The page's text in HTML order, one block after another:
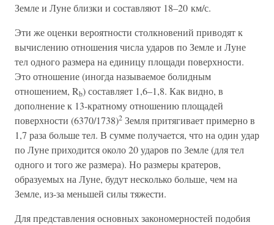
Земле и Луне близки и составляют 18–20 км/с.
Эти же оценки вероятности столкновений приводят к
вычислению отношения числа ударов по Земле и Луне
тел одного размера на единицу площади поверхности.
Это отношение (иногда называемое болидным
отношением, Rb) составляет 1,6–1,8. Как видно, в
дополнение к 13-кратному отношению площадей
поверхности (6370/1738)2 Земля притягивает примерно в
1,7 раза больше тел. В сумме получается, что на один удар
по Луне приходится около 20 ударов по Земле (для тел
одного и того же размера). Но размеры кратеров,
образуемых на Луне, будут несколько больше, чем на
Земле, из-за меньшей силы тяжести.
Для представления основных закономерностей подобия